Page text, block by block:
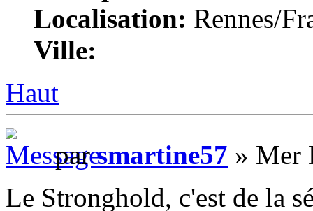
Localisation: Rennes/
Ville:
Haut
parsmartine57 » Mer
Le Stronghold, c'est de la